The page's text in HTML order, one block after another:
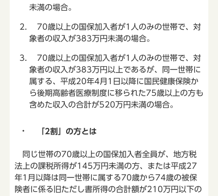
未満の場合。
70歳以上の国保加入者が1人のみの世帯で、対
象者の収入が383万円未満の場合。
70歳以上の国保加入者が1人のみの世帯で、対
象者の収入が383万円以上であるが、同一世帯に
属する、平成20年4月1日以降に国民健康保険か
ら後期高齢者医療制度に移られた75歳以上の方も
含めた収入の合計が520万円未満の場合。
「2割」の方とは
同じ世帯の70歳以上の国保加入者全員が、地方税
法上の課税所得が145万円未満の方、または平成27
年1月以降は同一世帯に属する70歳から74歳の被保
険者に係る旧ただし書所得の合計額が210万円以下の